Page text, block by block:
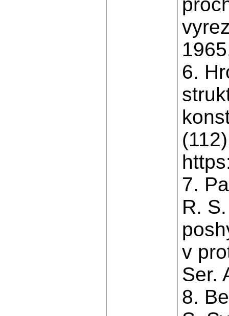
6.
7.
R.
v
Ser.
8.